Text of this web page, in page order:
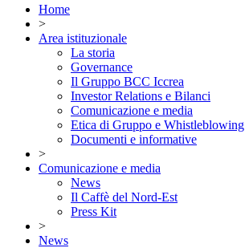
Home
>
Area istituzionale
La storia
Governance
Il Gruppo BCC Iccrea
Investor Relations e Bilanci
Comunicazione e media
Etica di Gruppo e Whistleblowing
Documenti e informative
>
Comunicazione e media
News
Il Caffè del Nord-Est
Press Kit
>
News